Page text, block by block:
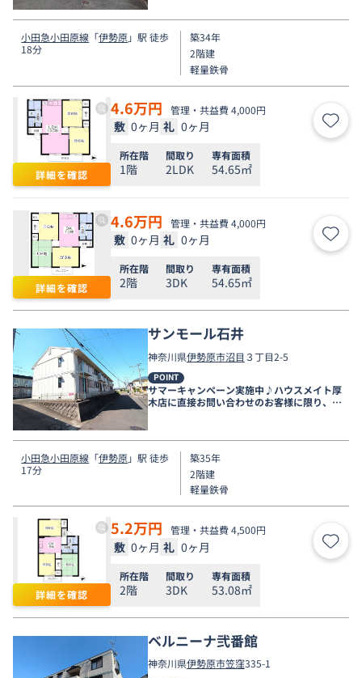
小田急小田原線 「伊勢原」駅 徒歩
18分
築34年
2階建
軽量鉄骨
詳細を確認
4.6万円 管理・共益費 4,000円
敷 0ヶ月 礼 0ヶ月 お気
所在階
1階
間取り
2LDK
専有面積
54.65㎡
詳細を確認
4.6万円 管理・共益費 4,000円
敷 0ヶ月 礼 0ヶ月 お気
所在階
2階
間取り
3DK
専有面積
54.65㎡
サンモール石井
神奈川県伊勢原市沼目 ３丁目2-5
POINT
サマーキャンペーン実施中♪ハウスメイト厚
木店に直接お問い合わせのお客様に限り、９
小田急小田原線 「伊勢原」駅 徒歩
17分
築35年
2階建
軽量鉄骨
詳細を確認
5.2万円 管理・共益費 4,500円
敷 0ヶ月 礼 0ヶ月 お気
所在階
2階
間取り
3DK
専有面積
53.08㎡
ベルニーナ弐番館
神奈川県伊勢原市笠窪335-1